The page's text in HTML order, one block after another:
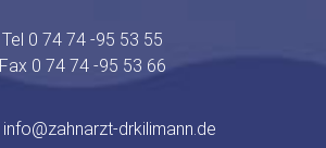
Tel 0 74 74 -95 53 55
Fax 0 74 74 -95 53 66
info@zahnarzt-drkilimann.de